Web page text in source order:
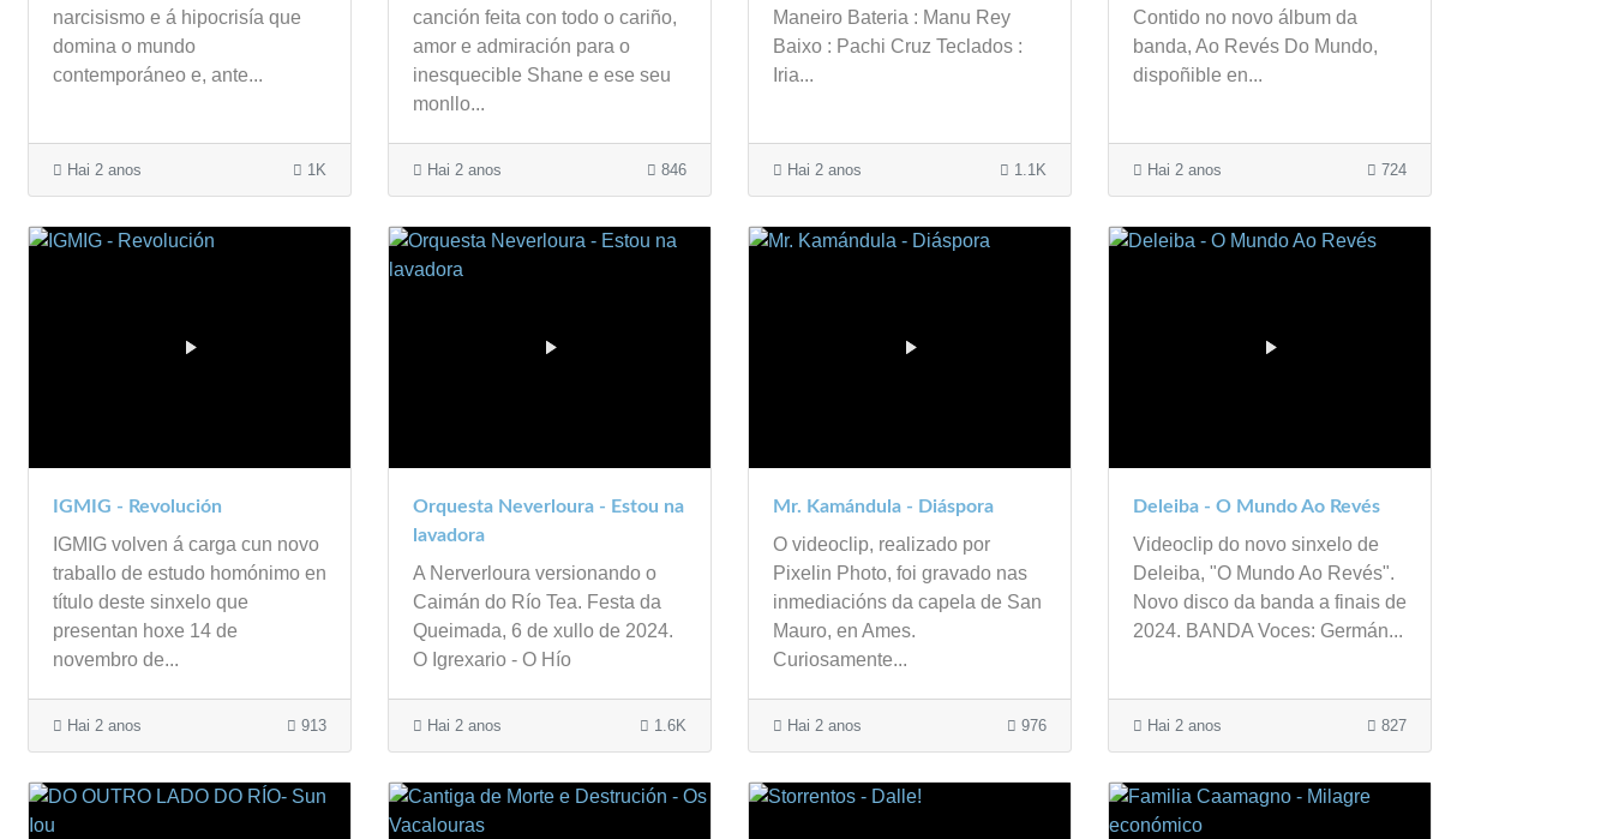
narcisismo e á hipocrisía que
domina o mundo
contemporáneo e, ante...
Hai 2 anos 1K
canción feita con todo o cariño,
amor e admiración para o
inesquecible Shane e ese seu
monllo...
Hai 2 anos 846
Maneiro Bateria : Manu Rey
Baixo : Pachi Cruz Teclados :
Iria...
Hai 2 anos 1.1K
Contido no novo álbum da
banda, Ao Revés Do Mundo,
dispoñible en...
Hai 2 anos 724
IGMIG - Revolución
IGMIG volven á carga cun novo
traballo de estudo homónimo en
título deste sinxelo que
presentan hoxe 14 de
novembro de...
Hai 2 anos 913
Orquesta Neverloura - Estou na
lavadora
A Nerverloura versionando o
Caimán do Río Tea. Festa da
Queimada, 6 de xullo de 2024.
O Igrexario - O Hío
Hai 2 anos 1.6K
Mr. Kamándula - Diáspora
O videoclip, realizado por
Pixelin Photo, foi gravado nas
inmediacións da capela de San
Mauro, en Ames.
Curiosamente...
Hai 2 anos 976
Deleiba - O Mundo Ao Revés
Videoclip do novo sinxelo de
Deleiba, "O Mundo Ao Revés".
Novo disco da banda a finais de
2024. BANDA Voces: Germán...
Hai 2 anos 827